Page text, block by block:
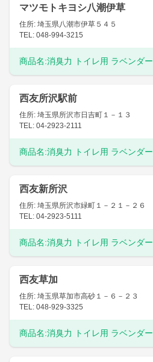
マツモトキヨシ八潮伊草
住所: 埼玉県八潮市伊草５４５
TEL: 048-994-3215
商品名:消臭力 トイレ用 ラベンダー
西友所沢駅前
住所: 埼玉県所沢市日吉町１－１３
TEL: 04-2923-2111
商品名:消臭力 トイレ用 ラベンダー
西友新所沢
住所: 埼玉県所沢市緑町１－２１－２６
TEL: 04-2923-5111
商品名:消臭力 トイレ用 ラベンダー
西友草加
住所: 埼玉県草加市高砂１－６－２３
TEL: 048-929-3325
商品名:消臭力 トイレ用 ラベンダー